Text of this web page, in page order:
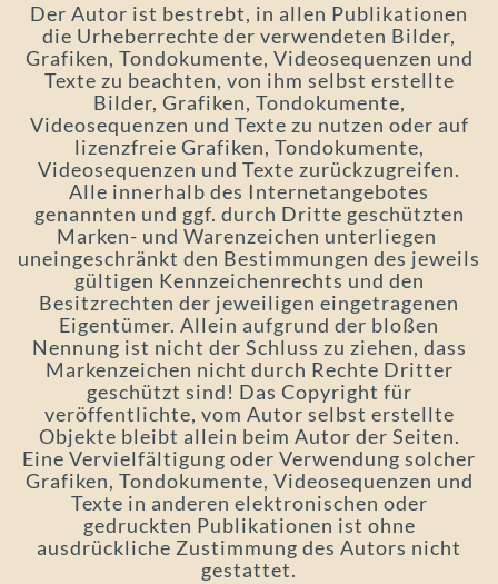
Der Autor ist bestrebt, in allen Publikationen
die Urheberrechte der verwendeten Bilder,
Grafiken, Tondokumente, Videosequenzen und
Texte zu beachten, von ihm selbst erstellte
Bilder, Grafiken, Tondokumente,
Videosequenzen und Texte zu nutzen oder auf
lizenzfreie Grafiken, Tondokumente,
Videosequenzen und Texte zurückzugreifen.
Alle innerhalb des Internetangebotes
genannten und ggf. durch Dritte geschützten
Marken- und Warenzeichen unterliegen
uneingeschränkt den Bestimmungen des jeweils
gültigen Kennzeichenrechts und den
Besitzrechten der jeweiligen eingetragenen
Eigentümer. Allein aufgrund der bloßen
Nennung ist nicht der Schluss zu ziehen, dass
Markenzeichen nicht durch Rechte Dritter
geschützt sind! Das Copyright für
veröffentlichte, vom Autor selbst erstellte
Objekte bleibt allein beim Autor der Seiten.
Eine Vervielfältigung oder Verwendung solcher
Grafiken, Tondokumente, Videosequenzen und
Texte in anderen elektronischen oder
gedruckten Publikationen ist ohne
ausdrückliche Zustimmung des Autors nicht
gestattet.